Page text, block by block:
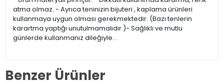
atma olmaz. - Ayrıca teninizin bijuteri , kaplama ürünleri
kullanmaya uygun olması gerekmektedir. (Bazı tenlerin
karartma yaptığı unutulmamalıdır.)- Sağlıklı ve mutlu
günlerde kullanmanız dileğiyle…
Benzer Ürünler